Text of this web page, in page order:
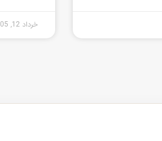
خرداد 12, 1405